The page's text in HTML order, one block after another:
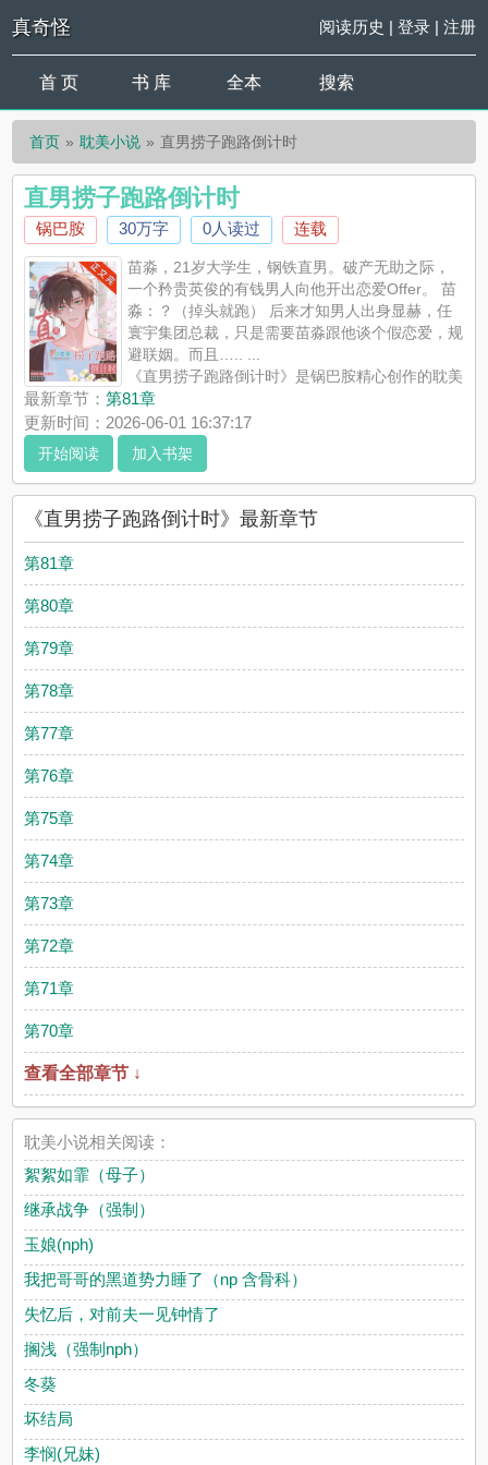
真奇怪 阅读历史 | 登录| 注册
首 页 书 库 全本 搜索
首页 耽美小说 直男捞子跑路倒计时
直男捞子跑路倒计时
锅巴胺 30万字 0人读过 连载
苗淼，21岁大学生，钢铁直男。破产无助之际，
一个矜贵英俊的有钱男人向他开出恋爱Offer。 苗
淼：？（掉头就跑） 后来才知男人出身显赫，任
寰宇集团总裁，只是需要苗淼跟他谈个假恋爱，规
避联姻。而且….. ...
《直男捞子跑路倒计时》是锅巴胺精心创作的耽美
小说，真奇怪实时更新直男捞子跑路倒计时最新章节并且提供无
弹窗阅读，书友所发表的直男捞子跑路倒计时评论，并不代表真
奇怪赞同或者支持直男捞子跑路倒计时读者的观点。
最新章节：第81章
更新时间：2026-06-01 16:37:17
开始阅读 加入书架
《直男捞子跑路倒计时》最新章节
第81章
第80章
第79章
第78章
第77章
第76章
第75章
第74章
第73章
第72章
第71章
第70章
查看全部章节 ↓
耽美小说相关阅读：
絮絮如霏（母子）
继承战争（强制）
玉娘(nph)
我把哥哥的黑道势力睡了（np 含骨科）
失忆后，对前夫一见钟情了
搁浅（强制nph）
冬葵
坏结局
李悯(兄妹)